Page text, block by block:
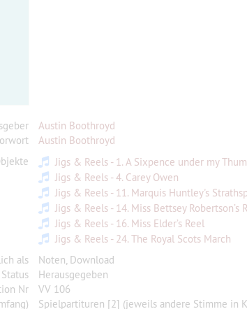
Austin Boothroyd
Austin Boothroyd
Jigs & Reels - 1. A Sixpence under my
Jigs & Reels - 4. Carey Owen
Jigs & Reels - 11. Marquis Huntley's
Jigs & Reels - 14. Miss Bettsey Robertson’s
Jigs & Reels - 16. Miss Elder’s Reel
Jigs & Reels - 24. The Royal Scots March
als
Noten, Download
Status
Herausgegeben
Nr
VV 106
Spielpartituren [2] (jeweils andere Stimme in